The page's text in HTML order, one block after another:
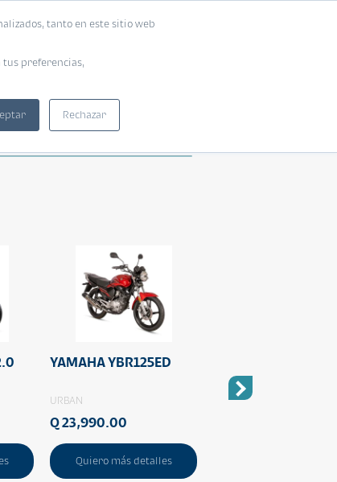
tanto en este sitio web
preferencias,
Rechazar
YAMAHA YBR125ED
URBAN
Q 23,990.00
Quiero más detalles
URBAN